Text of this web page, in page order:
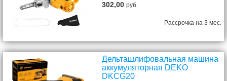
302,00руб.
Рассрочка на 3 мес.
Дельташлифовальная машина
аккумуляторная DEKO
DKCG20